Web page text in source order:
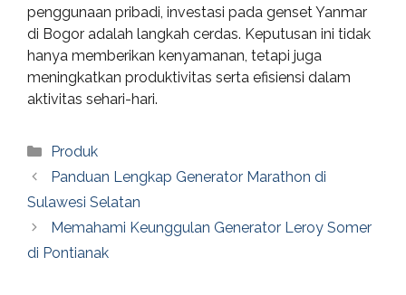
penggunaan pribadi, investasi pada genset Yanmar
di Bogor adalah langkah cerdas. Keputusan ini tidak
hanya memberikan kenyamanan, tetapi juga
meningkatkan produktivitas serta efisiensi dalam
aktivitas sehari-hari.
Categories
Produk
Panduan Lengkap Generator Marathon di
Sulawesi Selatan
Memahami Keunggulan Generator Leroy Somer
di Pontianak